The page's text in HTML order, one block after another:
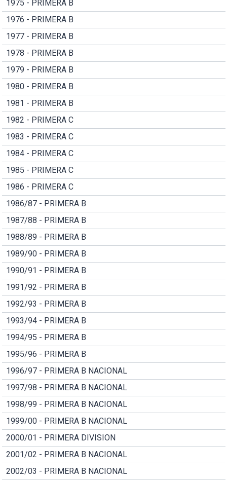
1975 - PRIMERA B
1976 - PRIMERA B
1977 - PRIMERA B
1978 - PRIMERA B
1979 - PRIMERA B
1980 - PRIMERA B
1981 - PRIMERA B
1982 - PRIMERA C
1983 - PRIMERA C
1984 - PRIMERA C
1985 - PRIMERA C
1986 - PRIMERA C
1986/87 - PRIMERA B
1987/88 - PRIMERA B
1988/89 - PRIMERA B
1989/90 - PRIMERA B
1990/91 - PRIMERA B
1991/92 - PRIMERA B
1992/93 - PRIMERA B
1993/94 - PRIMERA B
1994/95 - PRIMERA B
1995/96 - PRIMERA B
1996/97 - PRIMERA B NACIONAL
1997/98 - PRIMERA B NACIONAL
1998/99 - PRIMERA B NACIONAL
1999/00 - PRIMERA B NACIONAL
2000/01 - PRIMERA DIVISION
2001/02 - PRIMERA B NACIONAL
2002/03 - PRIMERA B NACIONAL